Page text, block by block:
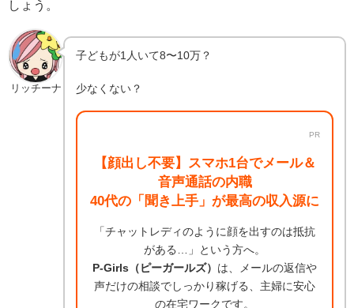
しょう。
リッチーナ
子どもが1人いて8〜10万？
少なくない？
PR
【顔出し不要】スマホ1台でメール＆
音声通話の内職
40代の「聞き上手」が最高の収入源に
「チャットレディのように顔を出すのは抵抗
がある…」という方へ。
P-Girls（ピーガールズ） は、メールの返信や
声だけの相談でしっかり稼げる、主婦に安心
の在宅ワークです。